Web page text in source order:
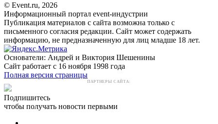
© Event.ru, 2026
Информационный портал event-индустрии
Публикация материалов с сайта возможна только с
письменного согласия редакции. Сайт может содержать
информацию, не предназначенную для лиц младше 18 лет.
Основатели: Андрей и Виктория Шешенины
Сайт работает с 16 ноября 1998 года
Полная версия страницы
ПАРТНЕРЫ САЙТА:
Подпишитесь
чтобы получать новости первыми